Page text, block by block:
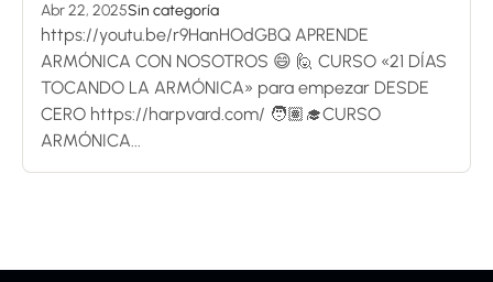
Abr 22, 2025Sin categoría
https://youtu.be/r9HanHOdGBQ APRENDE
ARMÓNICA CON NOSOTROS 😄 🙋 CURSO «21 DÍAS
TOCANDO LA ARMÓNICA» para empezar DESDE
CERO https://harpvard.com/ 🧑🏽‍🎓CURSO
ARMÓNICA...